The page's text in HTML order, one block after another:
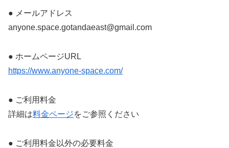
​● メールアドレス
anyone.space.gotandaeast@gmail.com
​● ホームページURL
https://www.anyone-space.com/
​● ご利用料金
詳細は料金ページをご参照ください
​● ご利用料金以外の必要料金